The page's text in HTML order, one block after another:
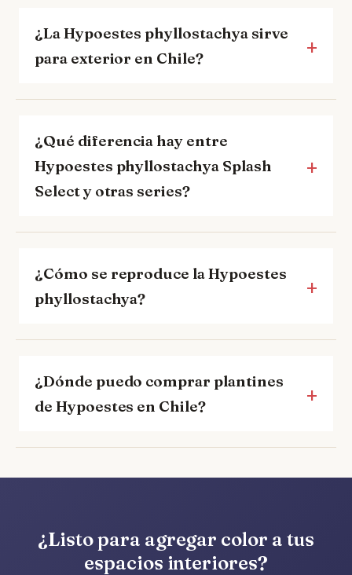
¿La Hypoestes phyllostachya sirve
para exterior en Chile?
¿Qué diferencia hay entre
Hypoestes phyllostachya Splash
Select y otras series?
¿Cómo se reproduce la Hypoestes
phyllostachya?
¿Dónde puedo comprar plantines
de Hypoestes en Chile?
¿Listo para agregar color a tus
espacios interiores?